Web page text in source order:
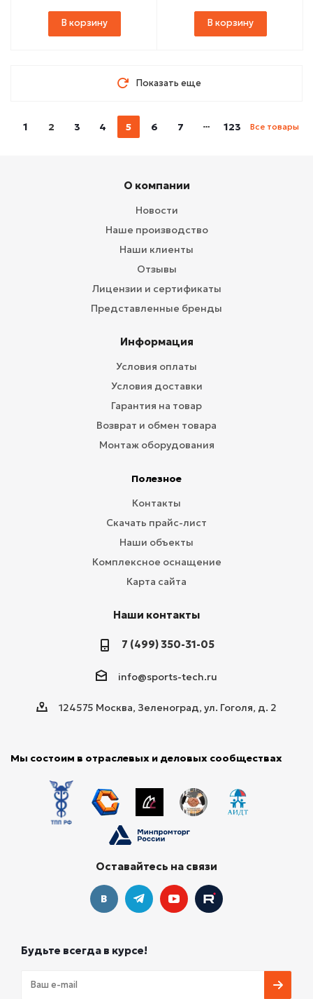
В корзину В корзину
Показать еще
1 2 3 4 5 6 7 123 Все товары
О компании
Новости
Наше производство
Наши клиенты
Отзывы
Лицензии и сертификаты
Представленные бренды
Информация
Условия оплаты
Условия доставки
Гарантия на товар
Возврат и обмен товара
Монтаж оборудования
Полезное
Контакты
Скачать прайс-лист
Наши объекты
Комплексное оснащение
Карта сайта
Наши контакты
7 (499) 350-31-05
info@sports-tech.ru
124575 Москва, Зеленоград, ул. Гоголя, д. 2
Мы состоим в отраслевых и деловых сообществах
Оставайтесь на связи
Будьте всегда в курсе!